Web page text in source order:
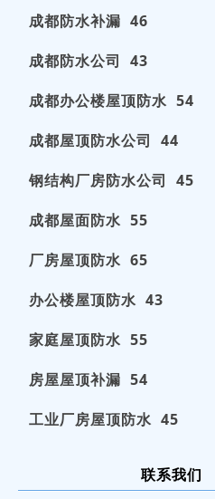
成都防水补漏 46
成都防水公司 43
成都办公楼屋顶防水 54
成都屋顶防水公司 44
钢结构厂房防水公司 45
成都屋面防水 55
厂房屋顶防水 65
办公楼屋顶防水 43
家庭屋顶防水 55
房屋屋顶补漏 54
工业厂房屋顶防水 45
联系我们